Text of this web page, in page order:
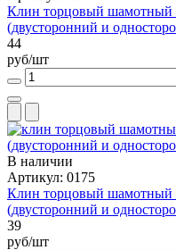
Клин торцовый
(двусторонний и
44
руб/шт
В наличии
Артикул: 0175
Клин торцовый
(двусторонний и
39
руб/шт